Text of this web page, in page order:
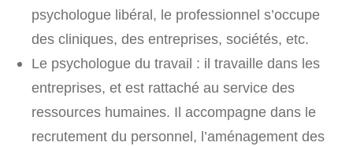
psychologue libéral, le professionnel s’occupe
des cliniques, des entreprises, sociétés, etc.
Le psychologue du travail : il travaille dans les
entreprises, et est rattaché au service des
ressources humaines. Il accompagne dans le
recrutement du personnel, l’aménagement des